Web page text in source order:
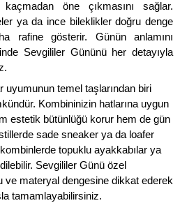
öne çıkmasını sağlar.
ya da ince bileklikler doğru denge
rafine gösterir. Günün anlamını
Sevgililer Gününü her detayıyla
uyumunun temel taşlarından biri
Kombininizin hatlarına uygun
estetik bütünlüğü korur hem de gün
sade sneaker ya da loafer
topuklu ayakkabılar ya
Sevgililer Günü özel
ve materyal dengesine dikkat ederek
tamamlayabilirsiniz.